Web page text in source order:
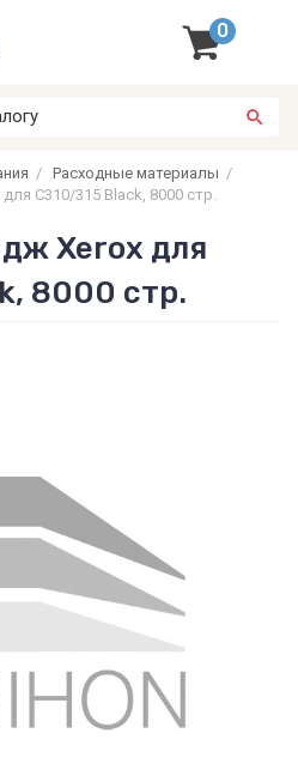
0
/ Расходные материалы /
C310/315 Black, 8000 стр.
Xerox для
8000 стр.